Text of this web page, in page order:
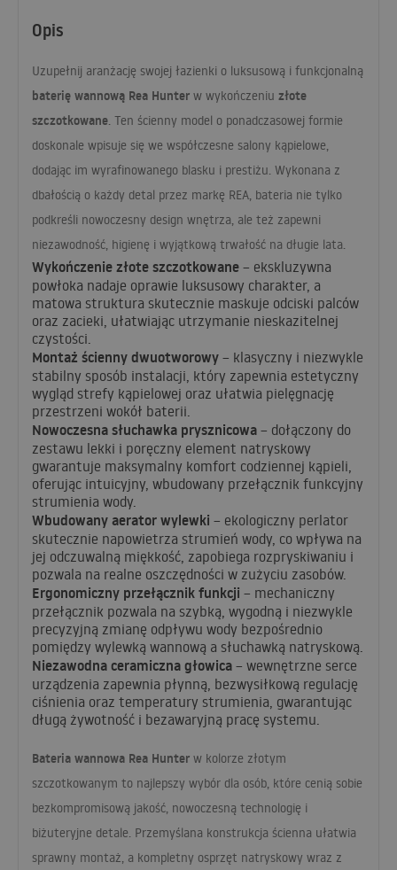
Opis
Uzupełnij aranżację swojej łazienki o luksusową i funkcjonalną
baterię wannową Rea Hunter w wykończeniu złote
szczotkowane. Ten ścienny model o ponadczasowej formie
doskonale wpisuje się we współczesne salony kąpielowe,
dodając im wyrafinowanego blasku i prestiżu. Wykonana z
dbałością o każdy detal przez markę REA, bateria nie tylko
podkreśli nowoczesny design wnętrza, ale też zapewni
niezawodność, higienę i wyjątkową trwałość na długie lata.
Wykończenie złote szczotkowane – ekskluzywna
powłoka nadaje oprawie luksusowy charakter, a
matowa struktura skutecznie maskuje odciski palców
oraz zacieki, ułatwiając utrzymanie nieskazitelnej
czystości.
Montaż ścienny dwuotworowy – klasyczny i niezwykle
stabilny sposób instalacji, który zapewnia estetyczny
wygląd strefy kąpielowej oraz ułatwia pielęgnację
przestrzeni wokół baterii.
Nowoczesna słuchawka prysznicowa – dołączony do
zestawu lekki i poręczny element natryskowy
gwarantuje maksymalny komfort codziennej kąpieli,
oferując intuicyjny, wbudowany przełącznik funkcyjny
strumienia wody.
Wbudowany aerator wylewki – ekologiczny perlator
skutecznie napowietrza strumień wody, co wpływa na
jej odczuwalną miękkość, zapobiega rozpryskiwaniu i
pozwala na realne oszczędności w zużyciu zasobów.
Ergonomiczny przełącznik funkcji – mechaniczny
przełącznik pozwala na szybką, wygodną i niezwykle
precyzyjną zmianę odpływu wody bezpośrednio
pomiędzy wylewką wannową a słuchawką natryskową.
Niezawodna ceramiczna głowica – wewnętrzne serce
urządzenia zapewnia płynną, bezwysiłkową regulację
ciśnienia oraz temperatury strumienia, gwarantując
długą żywotność i bezawaryjną pracę systemu.
Bateria wannowa Rea Hunter w kolorze złotym
szczotkowanym to najlepszy wybór dla osób, które cenią sobie
bezkompromisową jakość, nowoczesną technologię i
biżuteryjne detale. Przemyślana konstrukcja ścienna ułatwia
sprawny montaż, a kompletny osprzęt natryskowy wraz z